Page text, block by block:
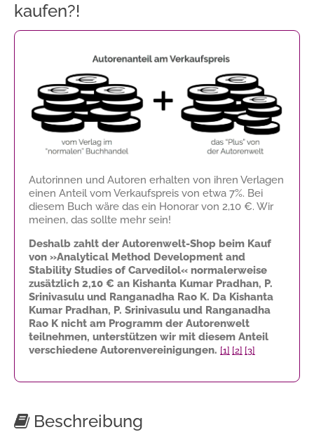
kaufen?!
Autorinnen und Autoren erhalten von ihren Verlagen
einen Anteil vom Verkaufspreis von etwa 7%. Bei
diesem Buch wäre das ein Honorar von 2,10 €. Wir
meinen, das sollte mehr sein!
Deshalb zahlt der Autorenwelt-Shop beim Kauf
von »Analytical Method Development and
Stability Studies of Carvedilol« normalerweise
zusätzlich 2,10 € an Kishanta Kumar Pradhan, P.
Srinivasulu und Ranganadha Rao K. Da Kishanta
Kumar Pradhan, P. Srinivasulu und Ranganadha
Rao K nicht am Programm der Autorenwelt
teilnehmen, unterstützen wir mit diesem Anteil
verschiedene Autorenvereinigungen. [1] [2] [3]
Beschreibung